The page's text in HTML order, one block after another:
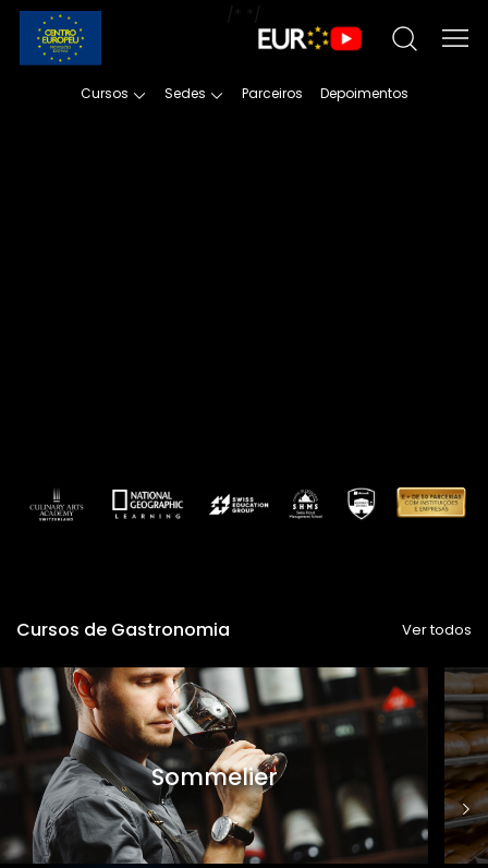
Cursos Sedes Parceiros Depoimentos
/* */
Cursos de Gastronomia Ver todos
Sommelier